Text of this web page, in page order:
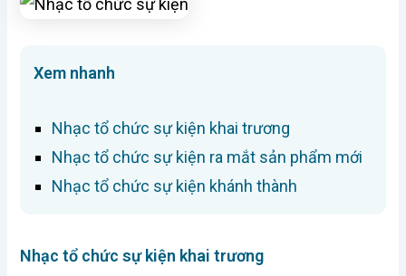
Xem nhanh
Nhạc tổ chức sự kiện khai trương
Nhạc tổ chức sự kiện ra mắt sản phẩm mới
Nhạc tổ chức sự kiện khánh thành
Nhạc tổ chức sự kiện khai trương